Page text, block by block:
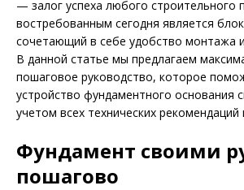
— залог успеха любого строительного
востребованным сегодня является
сочетающий в себе удобство монтажа
В данной статье мы предлагаем
пошаговое руководство, которое
устройство фундаментного основания
учетом всех технических рекомендаций
Фундамент своими
пошагово